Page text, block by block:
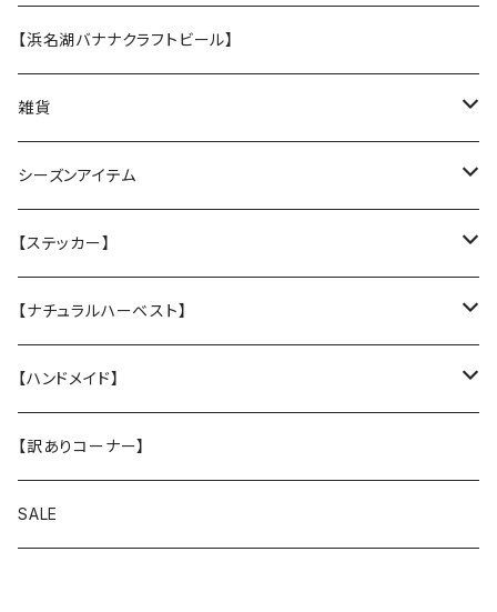
★なみなみウレタンのオーソペディックカドラー
丈夫なツイル地カバー
防水カバー
XLサイズ
★ふわふわラウンドベッド
丈夫なツイル地カバー
厚手キルティングツイル地カバー
★中身とカバーのセット
★カバー単品
★中身のウレタン
【浜名湖バナナクラフトビール】
雑貨
クリスマスグリーティングカード
Tuffy
サンシェード
ヴィンテージガラスシェード
シーズンアイテム
レインコート
クリスマスプレゼントに
ドッグウエア
【ステッカー】
名入れカッティングシール
ステッカー
【ナチュラルハーベスト】
レジームチキン
レジームラム
メンテナンスラム（大粒 小粒）
【ハンドメイド】
小物
スマホショルダー
【訳ありコーナー】
SALE